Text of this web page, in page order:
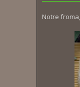
Notre